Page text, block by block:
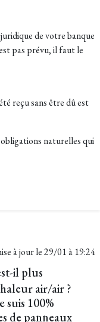
de votre banque
pas prévu, il faut le
reçu sans être dû est
naturelles qui
à jour le29/01 à 19:24
il plus
air/air ?
100%
de panneaux